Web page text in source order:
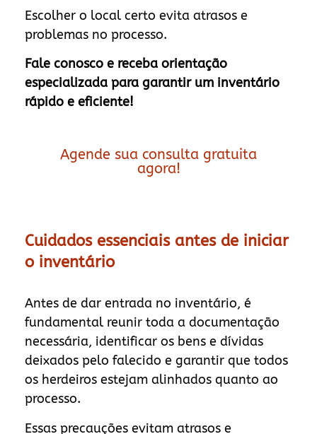
Escolher o local certo evita atrasos e
problemas no processo.
Fale conosco e receba orientação
especializada para garantir um inventário
rápido e eficiente!
Agende sua consulta gratuita
agora!
Cuidados essenciais antes de iniciar
o inventário
Antes de dar entrada no inventário, é
fundamental reunir toda a documentação
necessária, identificar os bens e dívidas
deixados pelo falecido e garantir que todos
os herdeiros estejam alinhados quanto ao
processo.
Essas precauções evitam atrasos e